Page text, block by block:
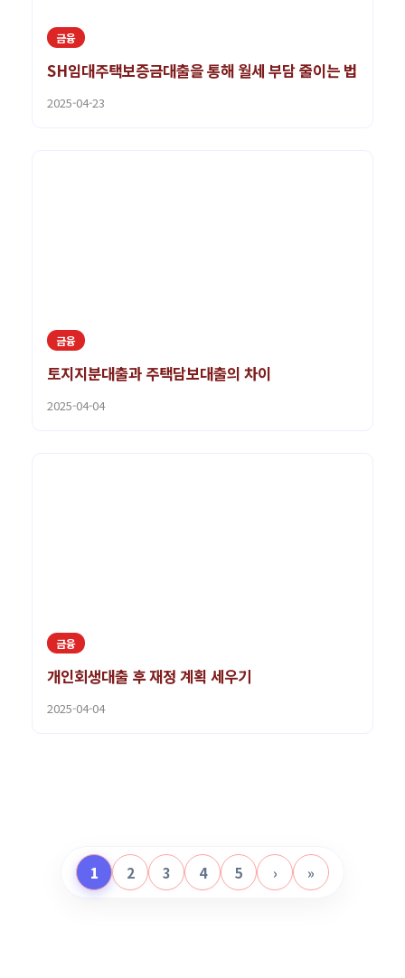
금융
SH임대주택보증금대출을 통해 월세 부담 줄이는 법
2025-04-23
금융
토지지분대출과 주택담보대출의 차이
2025-04-04
금융
개인회생대출 후 재정 계획 세우기
2025-04-04
1 2 3 4 5 › »